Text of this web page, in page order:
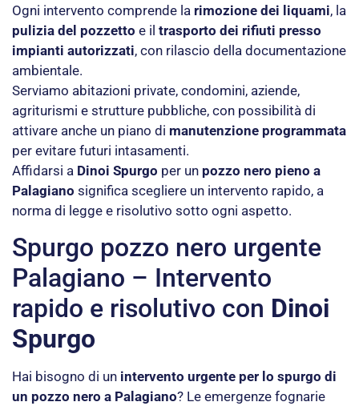
Ogni intervento comprende la rimozione dei liquami, la
pulizia del pozzetto e il trasporto dei rifiuti presso
impianti autorizzati, con rilascio della documentazione
ambientale.
Serviamo abitazioni private, condomini, aziende,
agriturismi e strutture pubbliche, con possibilità di
attivare anche un piano di manutenzione programmata
per evitare futuri intasamenti.
Affidarsi a Dinoi Spurgo per un pozzo nero pieno a
Palagiano significa scegliere un intervento rapido, a
norma di legge e risolutivo sotto ogni aspetto.
Spurgo pozzo nero urgente
Palagiano – Intervento
rapido e risolutivo con Dinoi
Spurgo
Hai bisogno di un intervento urgente per lo spurgo di
un pozzo nero a Palagiano? Le emergenze fognarie